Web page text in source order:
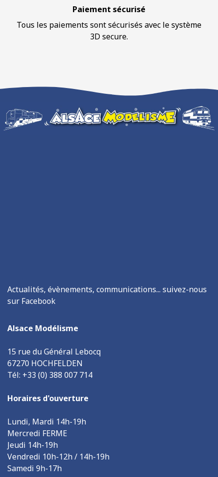
Paiement sécurisé
Tous les paiements sont sécurisés avec le système
3D secure.
Actualités, évènements, communications... suivez-nous
sur Facebook
Alsace Modélisme
15 rue du Général Lebocq
67270 HOCHFELDEN
Tél: +33 (0) 388 007 714
Horaires d'ouverture
Lundi, Mardi 14h-19h
Mercredi FERME
Jeudi 14h-19h
Vendredi 10h-12h / 14h-19h
Samedi 9h-17h